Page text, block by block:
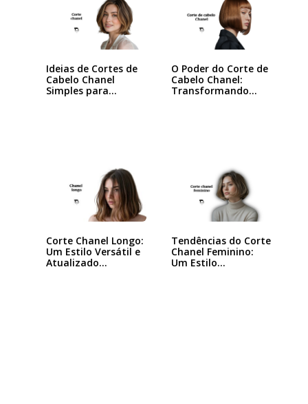
Ideias de Cortes de
Cabelo Chanel
Simples para…
O Poder do Corte de
Cabelo Chanel:
Transformando
Corte Chanel Longo:
Um Estilo Versátil e
Atualizado…
Tendências do Corte
Chanel Feminino:
Um Estilo…